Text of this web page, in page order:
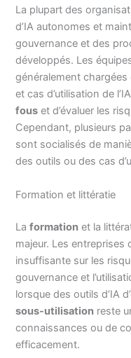
La plupart des
d’IA autonomes et
gouvernance et des
développés. Les
généralement chargées
et cas d’utilisation de
fous et d’évaluer les
Cependant, plusieurs
sont socialisés de
des outils ou des cas
Formation et littératie
Laformation et la
majeur. Les entreprises
insuffisante sur les
gouvernance et
lorsque des outils d’IA
sous-utilisation reste
connaissances ou de
efficacement.